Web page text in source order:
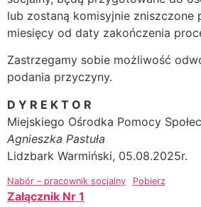
lub zostaną komisyjnie zniszczone
miesięcy od daty zakończenia
Zastrzegamy sobie możliwość
podania przyczyny.
D Y R E K T O R
Miejskiego Ośrodka Pomocy
Agnieszka Pastuła
Lidzbark Warmiński, 05.08.2025r.
Nabór – pracownik socjalny Pobierz
Załącznik Nr 1